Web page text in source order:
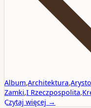
Album,Architektura,
Zamki,I Rzeczpospolita,
Czytaj więcej →